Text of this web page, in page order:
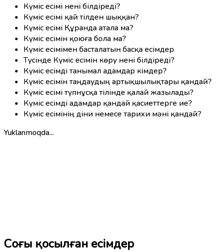
Күміс есімі нені білдіреді?
Күміс есімі қай тілден шыққан?
Күміс есімі Құранда атала ма?
Күміс есімін қоюға бола ма?
Күміс есімімен басталатын басқа есімдер
Түсінде Күміс есімін көру нені білдіреді?
Күміс есімді танымал адамдар кімдер?
Күміс есімін таңдаудың артықшылықтары қандай?
Күміс есімі түпнұсқа тілінде қалай жазылады?
Күміс есімді адамдар қандай қасиеттерге ие?
Күміс есімінің діни немесе тарихи мәні қандай?
Yuklanmoqda...
Соңғы қосылған есімдер